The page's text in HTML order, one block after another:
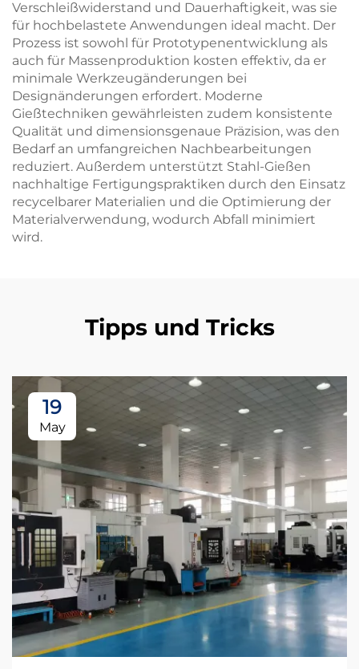
Verschleißwiderstand und Dauerhaftigkeit, was sie
für hochbelastete Anwendungen ideal macht. Der
Prozess ist sowohl für Prototypenentwicklung als
auch für Massenproduktion kosten effektiv, da er
minimale Werkzeugänderungen bei
Designänderungen erfordert. Moderne
Gießtechniken gewährleisten zudem konsistente
Qualität und dimensionsgenaue Präzision, was den
Bedarf an umfangreichen Nachbearbeitungen
reduziert. Außerdem unterstützt Stahl-Gießen
nachhaltige Fertigungspraktiken durch den Einsatz
recycelbarer Materialien und die Optimierung der
Materialverwendung, wodurch Abfall minimiert
wird.
Tipps und Tricks
19
May